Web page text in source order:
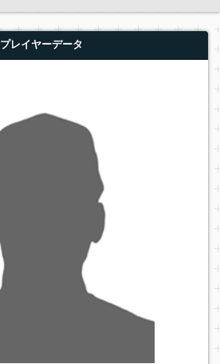
プレイヤーデータ